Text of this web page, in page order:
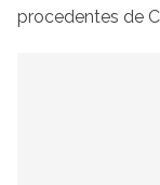
procedentes de